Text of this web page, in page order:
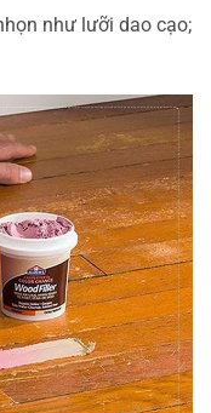
như lưỡi dao cạo;